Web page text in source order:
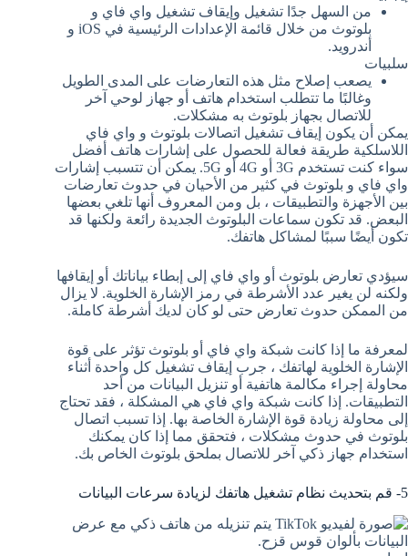
من السهل جدًا تشغيل وإيقاف تشغيل واي فاي و
بلوتوث من خلال قائمة الإعدادات الرئيسية في iOS و
أندرويد.
سلبيات
يصعب إصلاح مثل هذه التعارضات على المدى الطويل
وغالبًا ما تتطلب استخدام هاتف أو جهاز لوحي آخر
للاتصال بجهاز بلوتوث به مشكلات.
يمكن أن يكون إيقاف تشغيل اتصالات بلوتوث و واي فاي
اللاسلكية طريقة فعالة للحصول على إشارات هاتف أفضل
سواء كنت تستخدم 3G أو 4G أو 5G. يمكن أن تتسبب إشارات
واي فاي و بلوتوث في كثير من الأحيان في حدوث تعارضات
بين الأجهزة والتطبيقات ، بل ومن المعروف أنها تلغي بعضها
البعض. قد تكون سماعات البلوتوث الجديدة رائعة ولكنها قد
تكون أيضًا سببًا لمشاكل هاتفك.
سيؤدي تعارض بلوتوث أو واي فاي إلى إبطاء بياناتك أو إيقافها
ولكنه لن يغير عدد الأشرطة في رمز الإشارة الخلوية. لا يزال
من الممكن حدوث تعارض حتى لو كان لديك أشرطة كاملة.
لمعرفة ما إذا كانت شبكة واي فاي أو بلوتوث تؤثر على قوة
الإشارة الخلوية لهاتفك ، جرب إيقاف تشغيل كل واحدة أثناء
محاولة إجراء مكالمة هاتفية أو تنزيل البيانات من أحد
التطبيقات. إذا كانت شبكة واي فاي هي المشكلة ، فقد تحتاج
إلى محاولة زيادة قوة الإشارة الخاصة بها. إذا تسبب اتصال
بلوتوث في حدوث مشكلات ، فتحقق مما إذا كان يمكنك
استخدام جهاز ذكي آخر للاتصال بملحق بلوتوث الخاص بك.
5- قم بتحديث نظام تشغيل هاتفك لزيادة سرعات البيانات